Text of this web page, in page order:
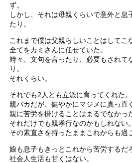
ず。
しかし、それは母親くらいで意外と息
たり。
これまで僕は父親らしいことはしてこ
全てをカミさんに任せていた。
時々、文句を言ったり、必要もされて
り。
それくらい。
それでも2人とも立派に育ってくれた。
親バカだが、健やかにマジメに真っ直
親に苦労を掛けることはまるでなかっ
それだけでも親孝行なのかもしれない。
その素直さを持ったままこれからも過
娘も息子もきっとこれから苦労するだ
社会人生活も甘くはない。